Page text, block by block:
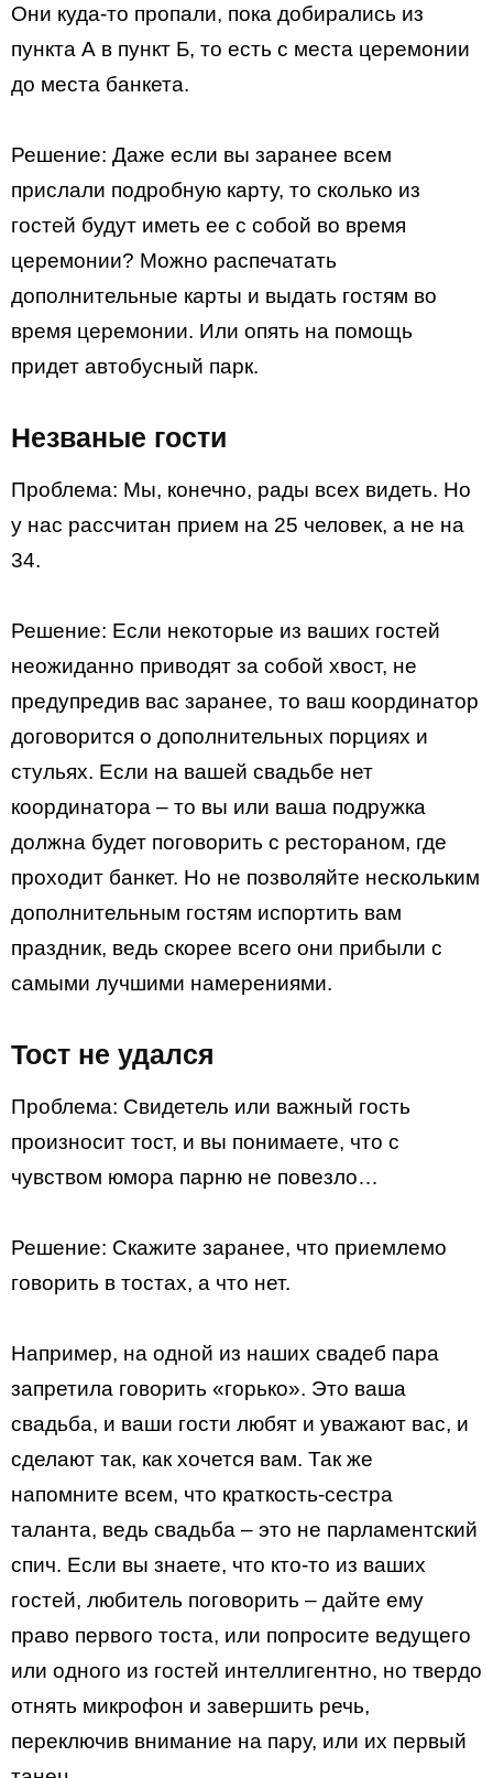
Они куда-то пропали, пока добирались из
пункта А в пункт Б, то есть с места церемонии
до места банкета.
Решение: Даже если вы заранее всем
прислали подробную карту, то сколько из
гостей будут иметь ее с собой во время
церемонии? Можно распечатать
дополнительные карты и выдать гостям во
время церемонии. Или опять на помощь
придет автобусный парк.
Незваные гости
Проблема: Мы, конечно, рады всех видеть. Но
у нас рассчитан прием на 25 человек, а не на
34.
Решение: Если некоторые из ваших гостей
неожиданно приводят за собой хвост, не
предупредив вас заранее, то ваш координатор
договорится о дополнительных порциях и
стульях. Если на вашей свадьбе нет
координатора – то вы или ваша подружка
должна будет поговорить с рестораном, где
проходит банкет. Но не позволяйте нескольким
дополнительным гостям испортить вам
праздник, ведь скорее всего они прибыли с
самыми лучшими намерениями.
Тост не удался
Проблема: Свидетель или важный гость
произносит тост, и вы понимаете, что с
чувством юмора парню не повезло…
Решение: Скажите заранее, что приемлемо
говорить в тостах, а что нет.
Например, на одной из наших свадеб пара
запретила говорить «горько». Это ваша
свадьба, и ваши гости любят и уважают вас, и
сделают так, как хочется вам. Так же
напомните всем, что краткость-сестра
таланта, ведь свадьба – это не парламентский
спич. Если вы знаете, что кто-то из ваших
гостей, любитель поговорить – дайте ему
право первого тоста, или попросите ведущего
или одного из гостей интеллигентно, но твердо
отнять микрофон и завершить речь,
переключив внимание на пару, или их первый